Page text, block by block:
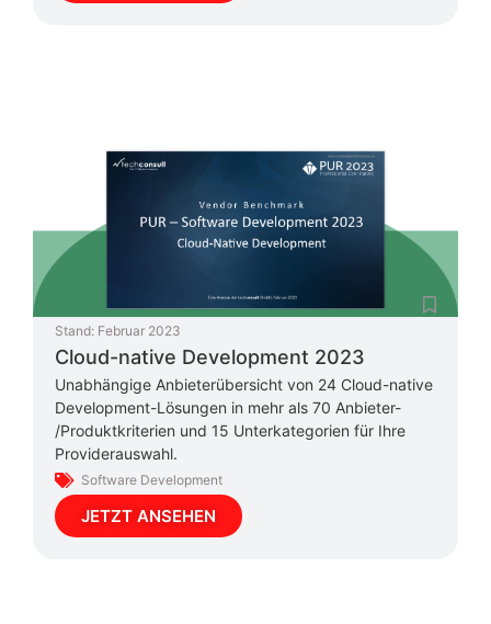
Stand: Februar 2023
Cloud-native Development 2023
Unabhängige Anbieterübersicht von 24 Cloud-native
Development-Lösungen in mehr als 70 Anbieter-
/Produktkriterien und 15 Unterkategorien für Ihre
Providerauswahl.
Software Development
JETZT ANSEHEN